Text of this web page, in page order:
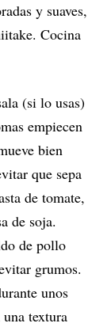
y suaves,
Cocina
(si lo usas)
empiecen
bien
que sepa
de tomate,
de soja.
de pollo
grumos.
unos
textura